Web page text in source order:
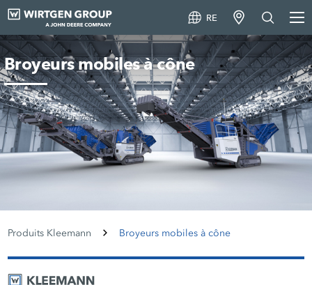
RE
Broyeurs mobiles à cône
Produits Kleemann Broyeurs mobiles à cône